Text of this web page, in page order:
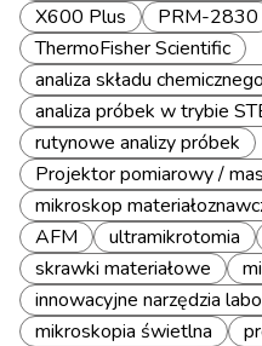
X600 Plus
PRM-2830
ThermoFisher Scientific
analiza składu
analiza próbek w trybie
rutynowe analizy próbek
Projektor pomiarowy /
mikroskop
AFM
ultramikrotomia
skrawki materiałowe
innowacyjne narzędzia
mikroskopia świetlna